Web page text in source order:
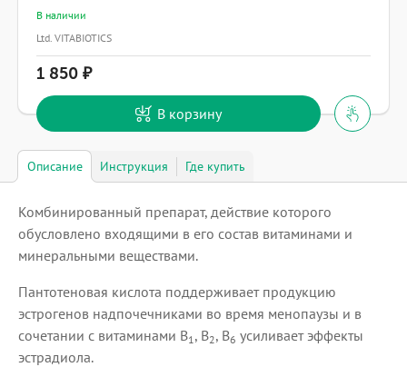
В наличии
Ltd. VITABIOTICS
1 850
В корзину
Описание Инструкция Где купить
Комбинированный препарат, действие которого
обусловлено входящими в его состав витаминами и
минеральными веществами.
Пантотеновая кислота поддерживает продукцию
эстрогенов надпочечниками во время менопаузы и в
сочетании с витаминами В1 , В2, В6 усиливает эффекты
эстрадиола.